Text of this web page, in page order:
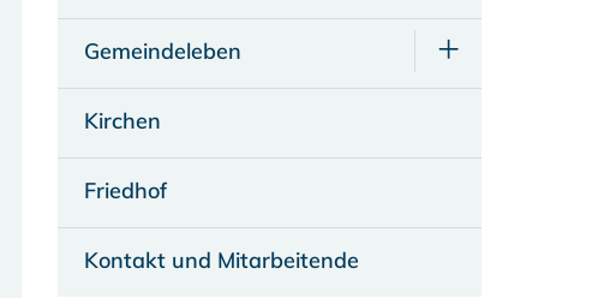
Gemeindeleben
Kirchen
Friedhof
Kontakt und Mitarbeitende